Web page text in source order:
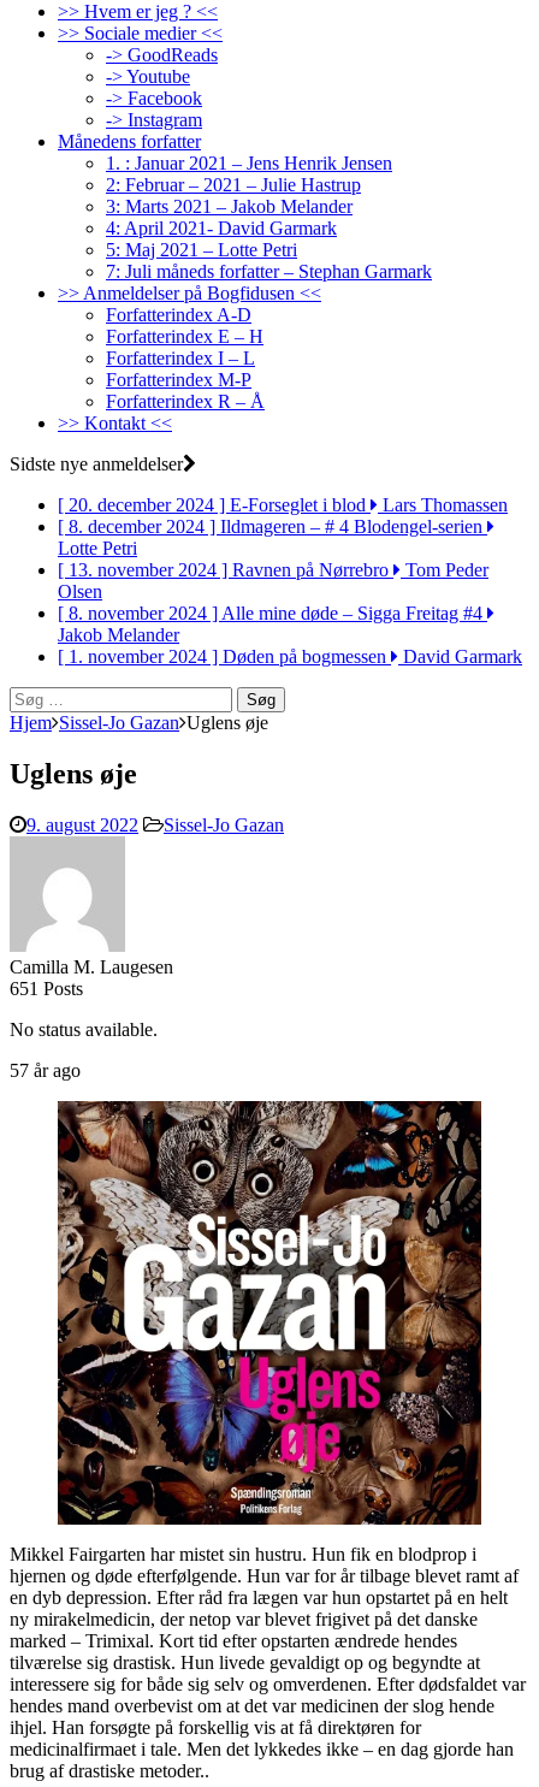
>> Hvem er jeg ? <<
>> Sociale medier <<
-> GoodReads
-> Youtube
-> Facebook
-> Instagram
Månedens forfatter
1. : Januar 2021 – Jens Henrik Jensen
2: Februar – 2021 – Julie Hastrup
3: Marts 2021 – Jakob Melander
4: April 2021- David Garmark
5: Maj 2021 – Lotte Petri
7: Juli måneds forfatter – Stephan Garmark
>> Anmeldelser på Bogfidusen <<
Forfatterindex A-D
Forfatterindex E – H
Forfatterindex I – L
Forfatterindex M-P
Forfatterindex R – Å
>> Kontakt <<
Sidste nye anmeldelser
[ 20. december 2024 ] E-Forseglet i blod
Lars Thomassen
[ 8. december 2024 ] Ildmageren – # 4 Blodengel-serien
Lotte Petri
[ 13. november 2024 ] Ravnen på Nørrebro
Tom Peder
Olsen
[ 8. november 2024 ]Alle mine døde – Sigga Freitag #4
Jakob Melander
[ 1. november 2024 ] Døden på bogmessen
David Garmark
Søg
efter:
Hjem Sissel-Jo Gazan Uglens øje
Uglens øje
9. august 2022 Sissel-Jo Gazan
Camilla M. Laugesen
651 Posts
No status available.
57 år ago
Mikkel Fairgarten har mistet sin hustru. Hun fik en blodprop i
hjernen og døde efterfølgende. Hun var for år tilbage blevet ramt af
en dyb depression. Efter råd fra lægen var hun opstartet på en helt
ny mirakelmedicin, der netop var blevet frigivet på det danske
marked – Trimixal. Kort tid efter opstarten ændrede hendes
tilværelse sig drastisk. Hun livede gevaldigt op og begyndte at
interessere sig for både sig selv og omverdenen. Efter dødsfaldet var
hendes mand overbevist om at det var medicinen der slog hende
ihjel. Han forsøgte på forskellig vis at få direktøren for
medicinalfirmaet i tale. Men det lykkedes ikke – en dag gjorde han
brug af drastiske metoder..